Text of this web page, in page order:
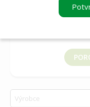
k porovnání